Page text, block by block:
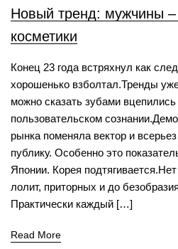
Новый тренд: мужчины
косметики
Конец 23 года встряхнул как
хорошенько взболтал.Тренды
можно сказать зубами
пользовательском
рынка поменяла вектор и
публику. Особенно это
Японии. Корея
лолит, приторных и до
Практически каждый […]
Read More